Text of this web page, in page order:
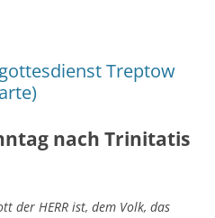
Treptow
nach Trinitatis
der HERR ist, dem Volk, das